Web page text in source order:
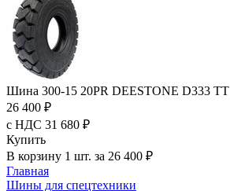
Шина 300-15 20PR DEESTONE D333 TT
26 400 ₽
с НДС 31 680 ₽
Купить
В корзину 1 шт. за 26 400 ₽
Главная
Шины для спецтехники